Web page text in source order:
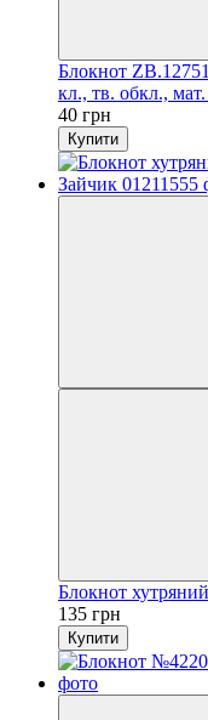
Блокнот
кл., тв. обкл.,
40 грн
Купити
Блокнот
135 грн
Купити